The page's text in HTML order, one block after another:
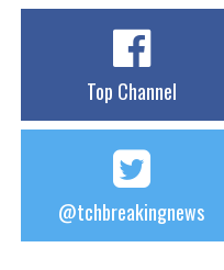
Top Channel
@tchbreakingnews